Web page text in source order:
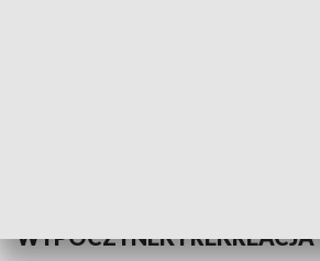
WYPOCZYNEK I REKREACJA